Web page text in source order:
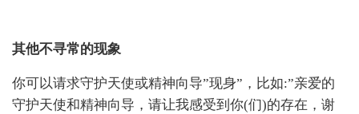
其他不寻常的现象
你可以请求守护天使或精神向导”现身”，比如:”亲爱的
守护天使和精神向导，请让我感受到你(们)的存在，谢